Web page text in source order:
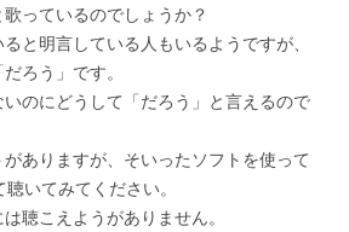
っているのでしょうか？
と明言している人もいるようですが、
ろう」です。
のにどうして「だろう」と言えるので
ありますが、そいったソフトを使って
いてみてください。
聴こえようがありません。